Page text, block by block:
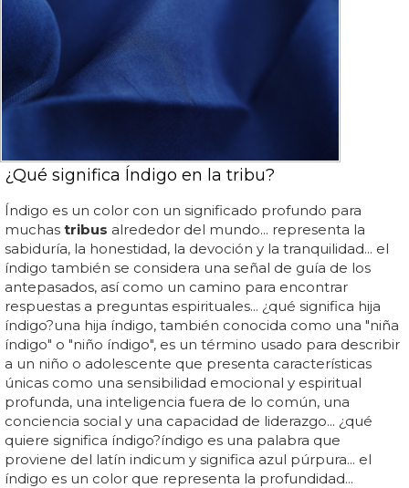
¿Qué significa Índigo en la tribu?
Índigo es un color con un significado profundo para
muchas tribus alrededor del mundo... representa la
sabiduría, la honestidad, la devoción y la tranquilidad... el
índigo también se considera una señal de guía de los
antepasados, así como un camino para encontrar
respuestas a preguntas espirituales... ¿qué significa hija
índigo?una hija índigo, también conocida como una "niña
índigo" o "niño índigo", es un término usado para describir
a un niño o adolescente que presenta características
únicas como una sensibilidad emocional y espiritual
profunda, una inteligencia fuera de lo común, una
conciencia social y una capacidad de liderazgo... ¿qué
quiere significa índigo?índigo es una palabra que
proviene del latín indicum y significa azul púrpura... el
índigo es un color que representa la profundidad...